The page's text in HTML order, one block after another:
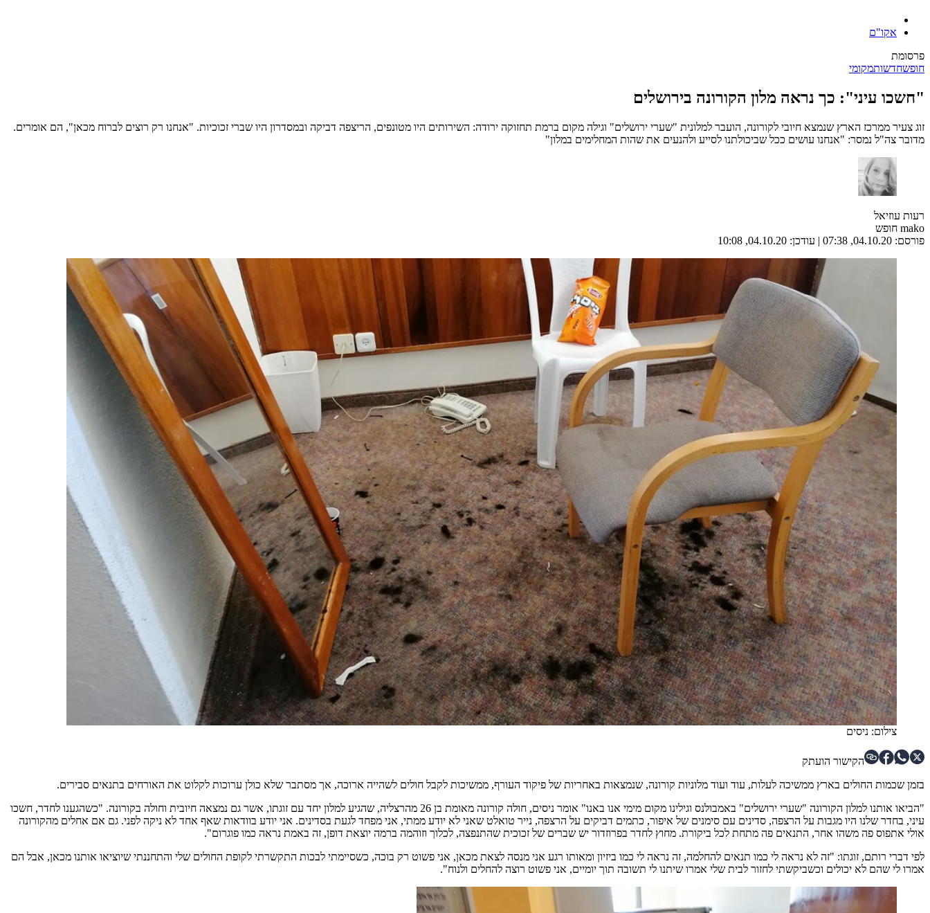
אקו"ם
פרסומת
חופשחדשותמקומי
"חשכו עיני": כך נראה מלון הקורונה בירושלים
זוג צעיר ממרכז הארץ שנמצא חיובי לקורונה, הועבר למלונית "שערי ירושלים" וגילה מקום ברמת תחזוקה ירודה: השירותים היו מטונפים, הריצפה דביקה ובמסדרון היו שברי זכוכיות. "אנחנו רק רוצים לברוח מכאן", הם אומרים.
מדובר צה"ל נמסר: "אנחנו עושים ככל שביכולתנו לסייע ולהנעים את שהות המחלימים במלון"
רעות עוזיאל
mako חופש
פורסם: 04.10.20, 07:38
| עודכן: 04.10.20, 10:08
צילום: ניסים
הקישור הועתק
בזמן שכמות החולים בארץ ממשיכה לעלות, עוד ועוד מלוניות קורונה, שנמצאות באחריות של פיקוד העורף, ממשיכות לקבל חולים לשהייה ארוכה, אך מסתבר שלא כולן ערוכות לקלוט את האורחים בתנאים סבירים.
"הביאו אותנו למלון הקורונה "שערי ירושלים" באמבולנס וגילינו מקום מימי אנו באנו" אומר ניסים, חולה קורונה מאומת בן 26 מהרצליה, שהגיע למלון יחד עם זוגתו, אשר גם נמצאה חיובית וחולה בקורונה. "כשהגענו לחדר, חשכו
עיני, בחדר שלנו היו מגבות על הרצפה, סדינים עם סימנים של איפור, כתמים דביקים על הרצפה, נייר טואלט שאני לא יודע ממתי, אני מפחד לגעת בסדינים. אני יודע בוודאות שאף אחד לא ניקה לפני. גם אם אחלים מהקורונה
אולי אתפוס פה משהו אחר, התנאים פה מתחת לכל ביקורת. מחוץ לחדר בפרוזדור יש שברים של זכוכית שהתנפצה, לכלוך וזוהמה ברמה יוצאת דופן, זה באמת נראה כמו פוגרום".
לפי דברי רותם, זוגתו: "זה לא נראה לי כמו תנאים להחלמה, זה נראה לי כמו ביזיון ומאותו רגע אני מנסה לצאת מכאן, אני פשוט רק בוכה, כשסיימתי לבכות התקשרתי לקופת החולים שלי והתחננתי שיוציאו אותנו מכאן, אבל הם
אמרו לי שהם לא יכולים וכשביקשתי לחזור לבית שלי אמרו שיתנו לי תשובה תוך יומיים, אני פשוט רוצה להחלים ולנוח".